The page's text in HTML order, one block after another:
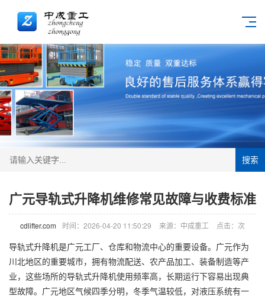
搜索
广元导轨式升降机维修常见故障与收费标准
cdlifter.com 时间：2026-04-20 11:50:29 来源：中成重工 点击： 次
导轨式升降机是广元工厂、仓库和物流中心的重要设备。广元作为
川北地区的重要城市，拥有物流配送、农产品加工、装备制造等产
业，这些场所的导轨式升降机使用频率高，长期运行下容易出现典
型故障。广元地区气候四季分明，冬季气温较低，对液压系统有一